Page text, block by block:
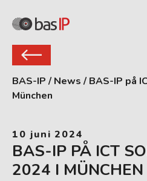
BAS-IP / News / BAS-IP på
München
10 juni 2024
BAS-IP PÅ ICT
2024 I MÜNCHEN